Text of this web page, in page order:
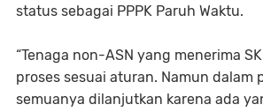
status sebagai PPPK Paruh Waktu.
“Tenaga non-ASN yang menerima
proses sesuai aturan. Namun dalam
semuanya dilanjutkan karena ada